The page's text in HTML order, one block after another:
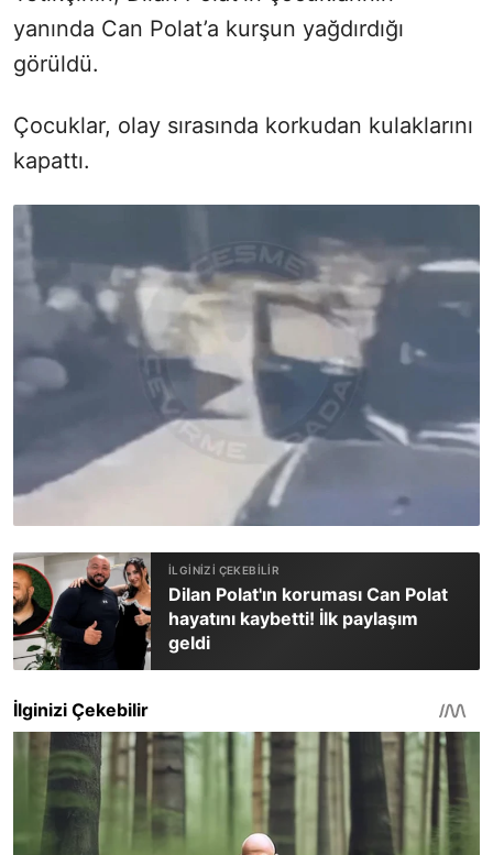
yanında Can Polat’a kurşun yağdırdığı
görüldü.
Çocuklar, olay sırasında korkudan kulaklarını
kapattı.
Dilan Polat'ın koruması Can Polat
hayatını kaybetti! İlk paylaşım
geldi